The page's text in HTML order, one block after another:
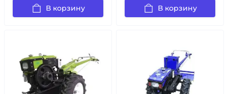
В корзину В корзину